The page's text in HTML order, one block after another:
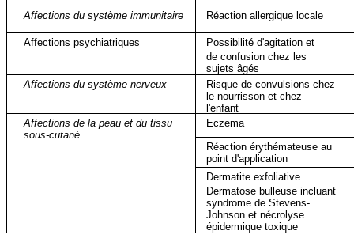
Affections du système immunitaire Réaction allergique locale
Affections psychiatriques
Possibilité d'agitation et
de confusion chez les
sujets âgés
Affections du système nerveux
Risque de convulsions chez
le nourrisson et chez
l'enfant
Affections de la peau et du tissu
sous-cutané
Eczema
Réaction érythémateuse au
point d'application
Dermatite exfoliative
Dermatose bulleuse incluant
syndrome de Stevens-
Johnson et nécrolyse
épidermique toxique